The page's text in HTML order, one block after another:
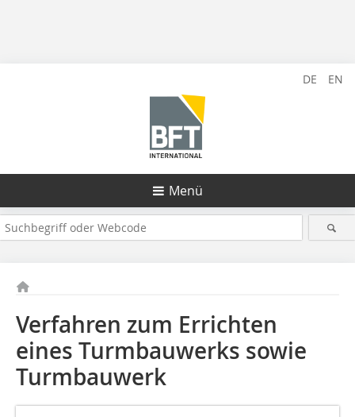
DE EN
Menü
Verfahren zum Errichten
eines Turmbauwerks sowie
Turmbauwerk